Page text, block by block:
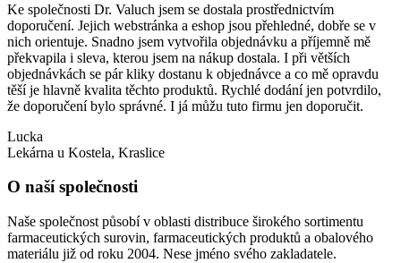
Ke společnosti Dr. Valuch jsem se dostala prostřednictvím
doporučení. Jejich webstránka a eshop jsou přehledné, dobře se v
nich orientuje. Snadno jsem vytvořila objednávku a příjemně mě
překvapila i sleva, kterou jsem na nákup dostala. I při větších
objednávkách se pár kliky dostanu k objednávce a co mě opravdu
těší je hlavně kvalita těchto produktů. Rychlé dodání jen potvrdilo,
že doporučení bylo správné. I já můžu tuto firmu jen doporučit.
Lucka
Lekárna u Kostela, Kraslice
O naší společnosti
Naše společnost působí v oblasti distribuce širokého sortimentu
farmaceutických surovin, farmaceutických produktů a obalového
materiálu již od roku 2004. Nese jméno svého zakladatele.